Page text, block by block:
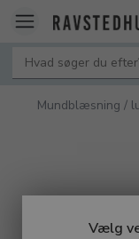
Vælg
Mundblæsning /